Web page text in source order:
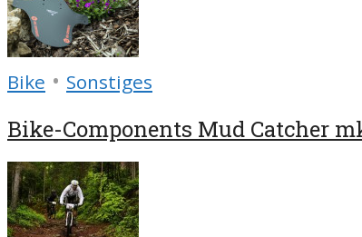
Bike • Sonstiges
Bike-Components Mud Catcher